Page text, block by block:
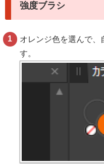
強度ブラシ
オレンジ色を選んで、
す。